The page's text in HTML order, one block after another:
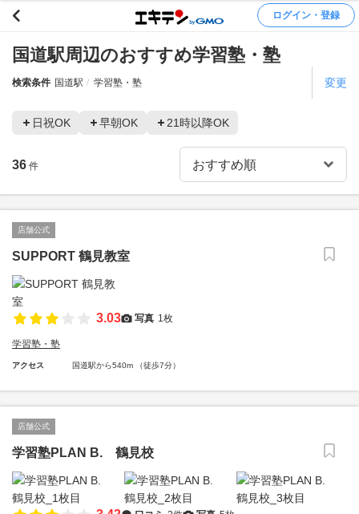
ログイン・登録
国道駅周辺のおすすめ学習塾・塾
検索条件 国道駅 学習塾・塾 変更
日祝OK 早朝OK 21時以降OK
36 件
店舗公式
SUPPORT 鶴見教室
3.03 写真 1枚
学習塾・塾
アクセス 国道駅から540m （徒歩7分）
店舗公式
学習塾PLAN B. 鶴見校